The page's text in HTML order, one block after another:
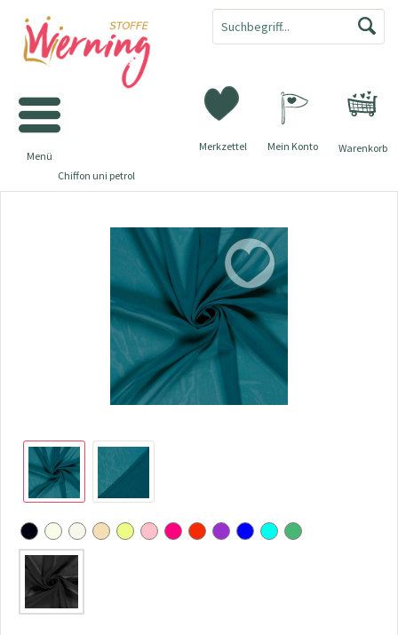
Warenkorb
Merkzettel Mein Konto
Menü
Chiffon uni petrol